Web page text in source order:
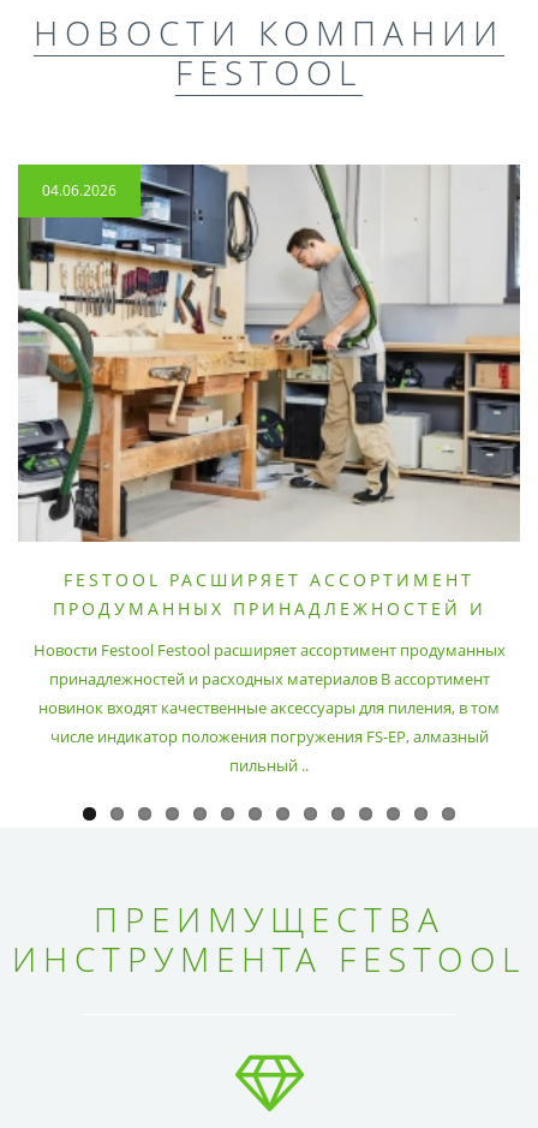
НОВОСТИ КОМПАНИИ
FESTOOL
04.06.2026
FESTOOL РАСШИРЯЕТ АССОРТИМЕНТ
ПРОДУМАННЫХ ПРИНАДЛЕЖНОСТЕЙ И
Новости Festool Festool расширяет ассортимент продуманных
принадлежностей и расходных материалов В ассортимент
новинок входят качественные аксессуары для пиления, в том
числе индикатор положения погружения FS-EP, алмазный
пильный ..
ПРЕИМУЩЕСТВА
ИНСТРУМЕНТА FESTOOL